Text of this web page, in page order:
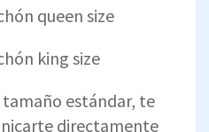
queen size
king size
estándar, te
directamente